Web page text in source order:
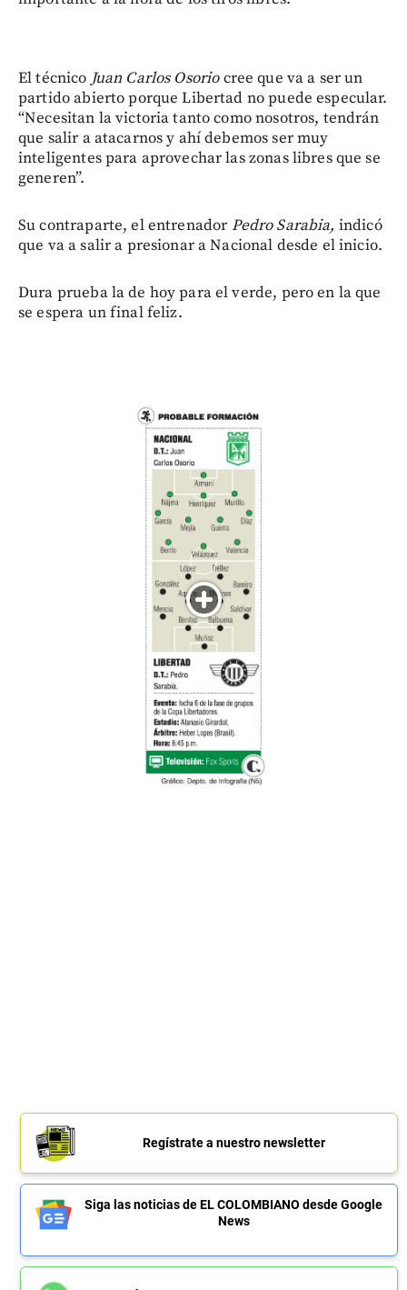
El técnico Juan Carlos Osoriocree que va a ser un
partido abierto porque Libertad no puede especular.
“Necesitan la victoria tanto como nosotros, tendrán
que salir a atacarnos y ahí debemos ser muy
inteligentes para aprovechar las zonas libres que se
generen”.
Su contraparte, el entrenador Pedro Sarabia, indicó
que va a salir a presionar a Nacional desde el inicio.
Dura prueba la de hoy para el verde, pero en la que
se espera un final feliz.
Regístrate a nuestro newsletter
Siga las noticias de EL COLOMBIANO desde Google
News